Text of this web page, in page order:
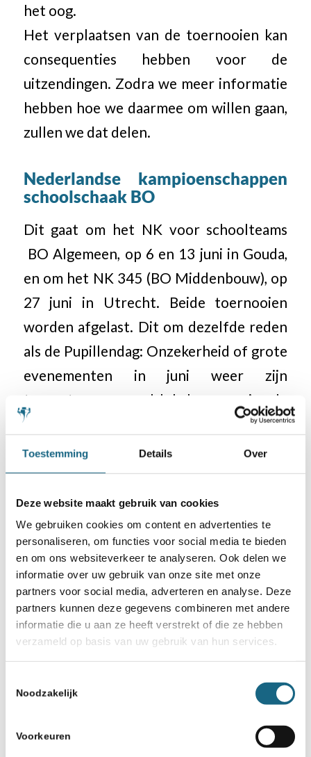
Toestemming Details Over
Deze website maakt gebruik van cookies
We gebruiken cookies om content en advertenties te
personaliseren, om functies voor social media te bieden
en om ons websiteverkeer te analyseren. Ook delen we
informatie over uw gebruik van onze site met onze
partners voor social media, adverteren en analyse. Deze
partners kunnen deze gegevens combineren met andere
informatie die u aan ze heeft verstrekt of die ze hebben
verzameld op basis van uw gebruik van hun services.
Noodzakelijk
Voorkeuren
het oog.
Het verplaatsen van de toernooien kan
consequenties hebben voor de
uitzendingen. Zodra we meer informatie
hebben hoe we daarmee om willen gaan,
zullen we dat delen.
Nederlandse kampioenschappen
schoolschaak BO
Dit gaat om het NK voor schoolteams
BO Algemeen, op 6 en 13 juni in Gouda,
en om het NK 345 (BO Middenbouw), op
27 juni in Utrecht. Beide toernooien
worden afgelast. Dit om dezelfde reden
als de Pupillendag: Onzekerheid of grote
evenementen in juni weer zijn
toegestaan, en veel lokale en regionale
kwalificatietoernooien moeten nog
gespeeld worden.
Voor de schoolschaakkampioenschappen
gaan we kijken naar een alternatief
online kampioenschap.
Categorie
Bondsnieuws